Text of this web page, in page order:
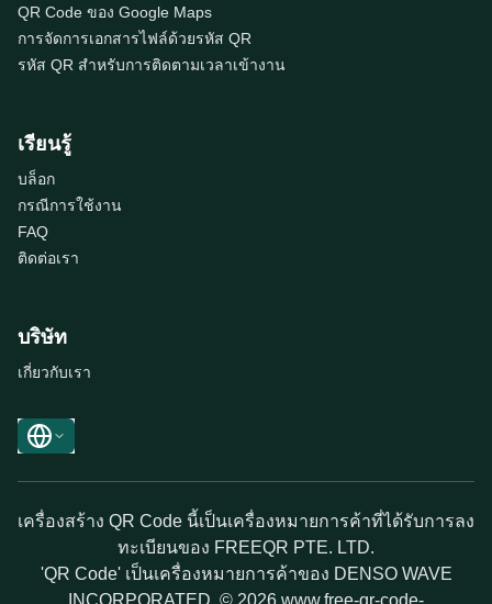
QR Code ของ Google Maps
การจัดการเอกสารไฟล์ด้วยรหัส QR
รหัส QR สำหรับการติดตามเวลาเข้างาน
เรียนรู้
บล็อก
กรณีการใช้งาน
FAQ
ติดต่อเรา
บริษัท
เกี่ยวกับเรา
เครื่องสร้าง QR Code นี้เป็นเครื่องหมายการค้าที่ได้รับการลง
ทะเบียนของ FREEQR PTE. LTD.
'QR Code' เป็นเครื่องหมายการค้าของ DENSO WAVE
INCORPORATED. © 2026 www.free-qr-code-